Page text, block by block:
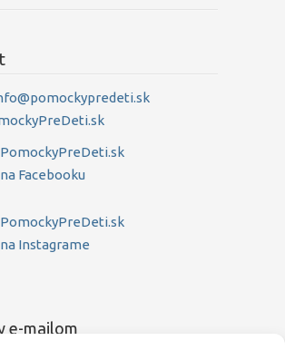
PomockyPreDeti.sk
na Facebooku
PomockyPreDeti.sk
na Instagrame
e-mailom